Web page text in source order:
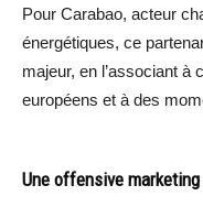
Pour Carabao, acteur
énergétiques, ce
majeur, en l’associant à
européens et à des
Une offensive